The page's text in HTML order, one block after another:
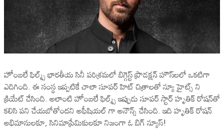
హోంబలే ఫిల్మ్స్ భారతీయ సినీ పరిశ్రమలో బిగ్గెస్ట్ ప్రొడక్షన్ హౌస్‌లలో ఒకటిగా
ఎదిగింది. ఈ సంస్థ ఇప్పటికే చాలా సూపర్ హిట్ చిత్రాలతో న్యూ హైట్స్ ని
క్రియేట్ చేసింది. అలాంటి హోంబలే ఫిల్మ్స్ ఇప్పుడు సూపర్ స్టార్ హృతిక్ రోషన్‌తో
కలిసి పని చేయబోతోందని అఫీషియల్ గా అనౌన్స్ చేసింది. ఇది హృతిక్ రోషన్
అభిమానులకూ, సినిమాప్రేమికులకూ నిజంగా ఓ బిగ్ న్యూస్!